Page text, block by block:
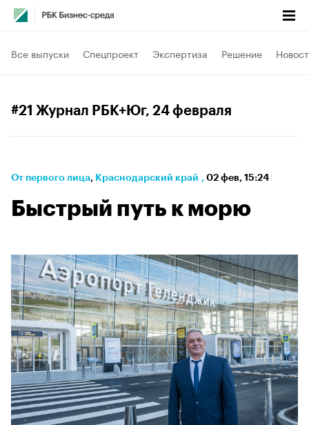
Все выпуски Спецпроект Экспертиза Решение
#21 Журнал РБК+Юг, 24 февраля
От первого лица⁠, Краснодарский край , 02 фев, 15:24
Быстрый путь к морю